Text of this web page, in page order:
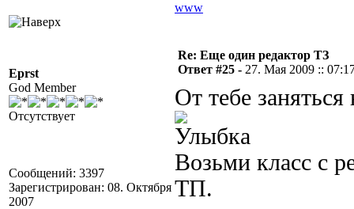
www
Eprst
God Member
Отсутствует
Сообщений: 3397
Зарегистрирован: 08. Октября
2007
Re: Еще один редактор ТЗ
Ответ #25 - 27. Мая 2009 ::
От тебе
Возьми класс с
ТП.